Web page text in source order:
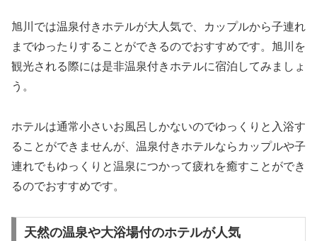
旭川では温泉付きホテルが大人気で、カップルから子連れ
までゆったりすることができるのでおすすめです。旭川を
観光される際には是非温泉付きホテルに宿泊してみましょ
う。
ホテルは通常小さいお風呂しかないのでゆっくりと入浴す
ることができませんが、温泉付きホテルならカップルや子
連れでもゆっくりと温泉につかって疲れを癒すことができ
るのでおすすめです。
天然の温泉や大浴場付のホテルが人気